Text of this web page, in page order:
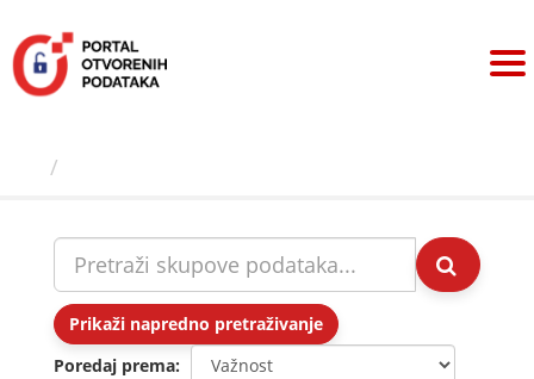
sadržaj
Prikaži napredno pretraživanje
Poredaj prema